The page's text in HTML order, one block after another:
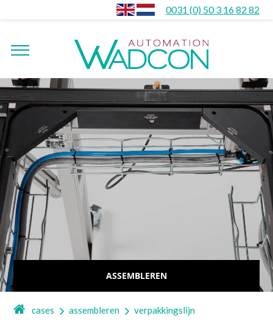
0031 (0) 50 3 16 82 82
ASSEMBLEREN
cases assembleren verpakkingslijn